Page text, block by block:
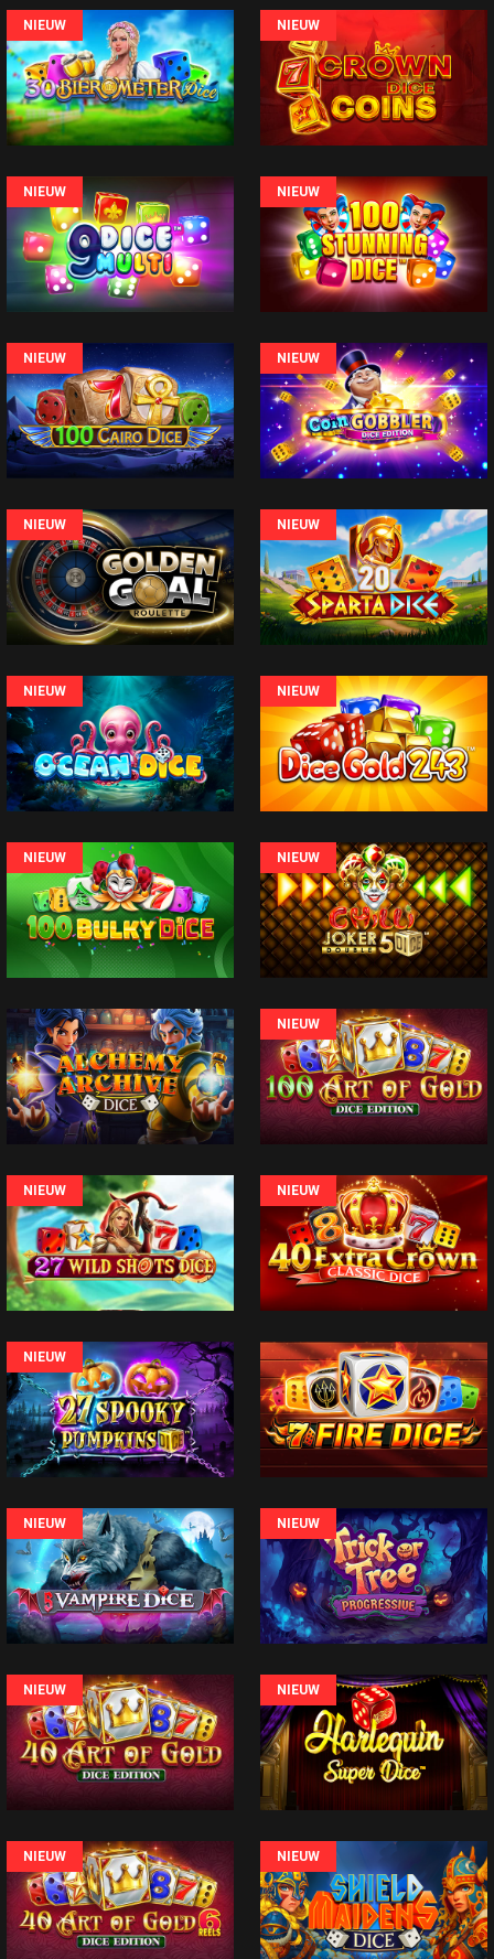
NIEUW NIEUW
NIEUW NIEUW
NIEUW NIEUW
NIEUW NIEUW
NIEUW NIEUW
NIEUW NIEUW
NIEUW
NIEUW NIEUW
NIEUW
NIEUW NIEUW
NIEUW NIEUW
NIEUW NIEUW